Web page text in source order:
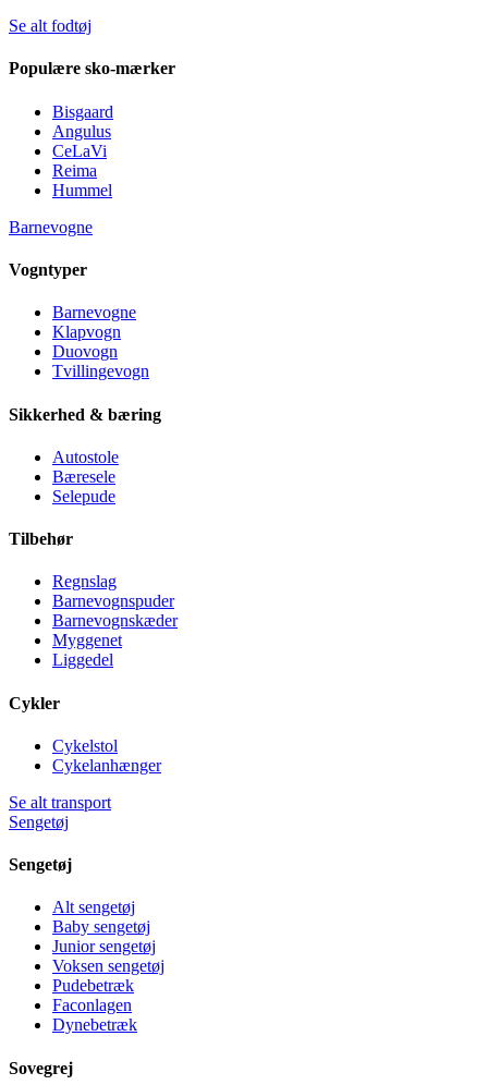
Se alt fodtøj
Populære sko-mærker
Bisgaard
Angulus
CeLaVi
Reima
Hummel
Barnevogne
Vogntyper
Barnevogne
Klapvogn
Duovogn
Tvillingevogn
Sikkerhed & bæring
Autostole
Bæresele
Selepude
Tilbehør
Regnslag
Barnevognspuder
Barnevognskæder
Myggenet
Liggedel
Cykler
Cykelstol
Cykelanhænger
Se alt transport
Sengetøj
Sengetøj
Alt sengetøj
Baby sengetøj
Junior sengetøj
Voksen sengetøj
Pudebetræk
Faconlagen
Dynebetræk
Sovegrej